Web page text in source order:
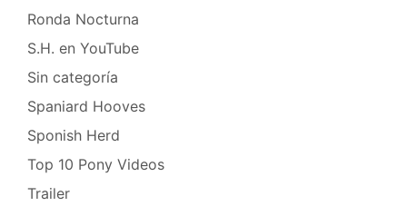
Ronda Nocturna
S.H. en YouTube
Sin categoría
Spaniard Hooves
Sponish Herd
Top 10 Pony Videos
Trailer